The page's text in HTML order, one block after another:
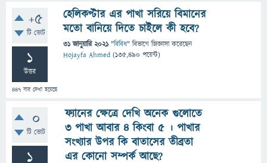
+5
টি ভোট
1
উত্তর
447 বার দেখা হয়েছে
হেলিকপ্টার এর পাখা সরিয়ে বিমানের
মতো বানিয়ে দিতে চাইলে কী হবে?
31 জানুয়ারি 2021 "বিবিধ" বিভাগে জিজ্ঞাসাকরেছেন
Hojayfa Ahmed (135,490 পয়েন্ট)
0
টি ভোট
1
ফ্যানের ক্ষেত্রে দেখি অনেক গুলোতে
৩ পাখা আবার ৪ কিংবা ৫ । পাখার
সংখ্যার উপর কি বাতাসের তীব্রতা
এর কোনো সম্পর্ক আছে?